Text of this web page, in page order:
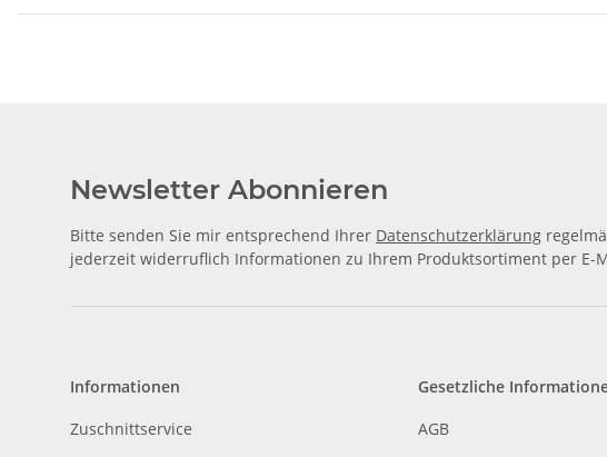
Newsletter Abonnieren
Bitte senden Sie mir entsprechend Ihrer Datenschutzerklärung
jederzeit widerruflich Informationen zu Ihrem Produktsortiment per E-
Informationen
Zuschnittservice
Gesetzliche
AGB